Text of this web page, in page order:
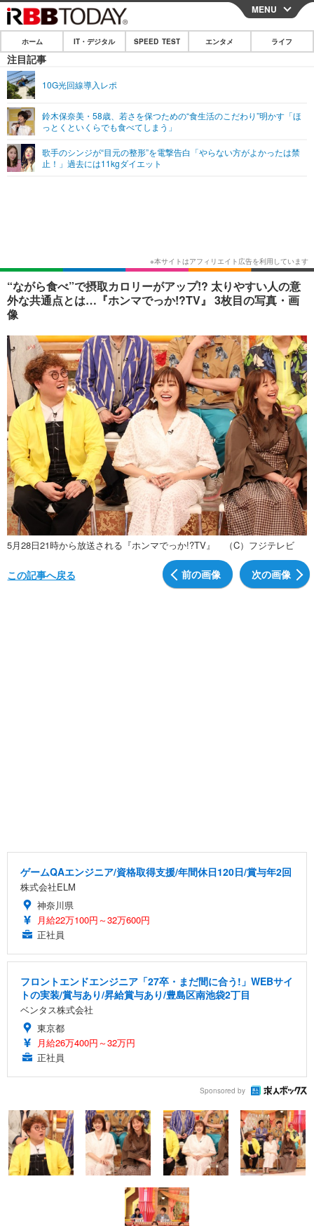
CLOSE
ホーム
IT・デジタル
ネタ
ショッピング その他
SPEED TEST
エンタメ
エンタメTOP
ショッピング その他
ライフ
MENU
ホーム IT・デジタル SPEED TEST エンタメ ライフ
注目記事
10G光回線導入レポ
鈴木保奈美・58歳、若さを保つための“食生活のこだわり”明かす「ほ
っとくといくらでも食べてしまう」
歌手のシンジが“目元の整形”を電撃告白「やらない方がよかったは禁
止！」過去には11kgダイエット
“ながら食べ”で摂取カロリーがアップ!? 太りやすい人の意
外な共通点とは…『ホンマでっか!?TV』 3枚目の写真・画
像
5月28日21時から放送される『ホンマでっか!?TV』 （C）フジテレビ
前の画像 次の画像
この記事へ戻る
ゲームQAエンジニア/資格取得支援/年間休日120日/賞与年2回
株式会社ELM
神奈川県
月給22万100円～32万600円
正社員
フロントエンドエンジニア「27卒・まだ間に合う!」WEBサイ
トの実装/賞与あり/昇給賞与あり/豊島区南池袋2丁目
ベンタス株式会社
東京都
月給26万400円～32万円
正社員
Sponsored by